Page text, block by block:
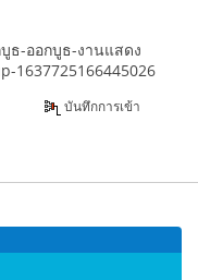
ธ-ออกบูธ-งานแสดง
1637725166445026
บันทึกการเข้า